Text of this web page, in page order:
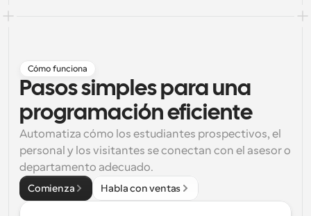
Programación potenciadda con llamadas
impulsadas por IA
Blog
Mantente al día con las últimas noticias y
actualizaciones
Reuniones Instantáneas
Reúnete con clientes en minutos
Enlaces de Grupo Dinámico
Reserva reuniones de forma fluida con varias personas
Cómo funciona
Pasos simples para una
programación eficiente
Automatiza cómo los estudiantes prospectivos, el
personal y los visitantes se conectan con el asesor o
departamento adecuado.
Comienza Habla con ventas